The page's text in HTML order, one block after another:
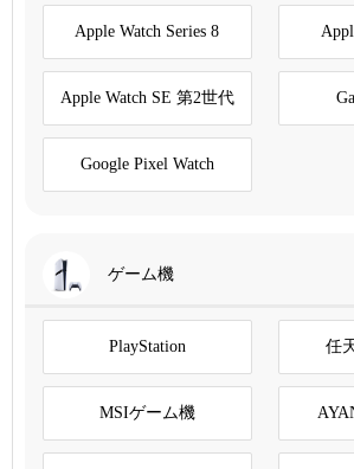
Apple Watch Series 8
Apple Watch SE 第2世代
Google Pixel Watch
ゲーム機
PlayStation 任
MSIゲーム機